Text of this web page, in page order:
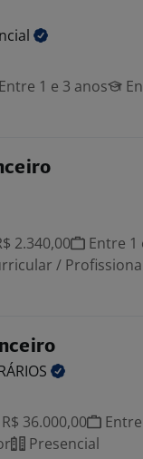
Entre 1 e 3 anos
2.340,00
Entre 1
/
36.000,00
Presencial